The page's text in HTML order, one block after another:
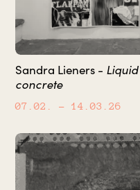
Sandra Lieners -
concrete
07.02. – 14.03.26